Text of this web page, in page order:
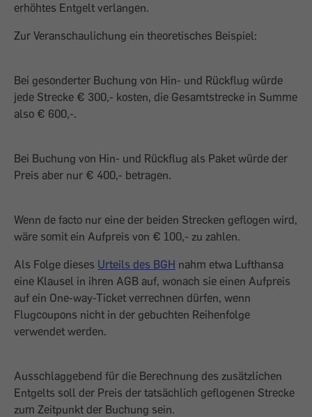
erhöhtes Entgelt verlangen.
Zur Veranschaulichung ein theoretisches Beispiel:
Bei gesonderter Buchung von Hin- und Rückflug würde
jede Strecke € 300,- kosten, die Gesamtstrecke in Summe
also € 600,-.
Bei Buchung von Hin- und Rückflug als Paket würde der
Preis aber nur € 400,- betragen.
Wenn de facto nur eine der beiden Strecken geflogen wird,
wäre somit ein Aufpreis von € 100,- zu zahlen.
Als Folge dieses Urteils des BGH nahm etwa Lufthansa
eine Klausel in ihren AGB auf, wonach sie einen Aufpreis
auf ein One-way-Ticket verrechnen dürfen, wenn
Flugcoupons nicht in der gebuchten Reihenfolge
verwendet werden.
Ausschlaggebend für die Berechnung des zusätzlichen
Entgelts soll der Preis der tatsächlich geflogenen Strecke
zum Zeitpunkt der Buchung sein.